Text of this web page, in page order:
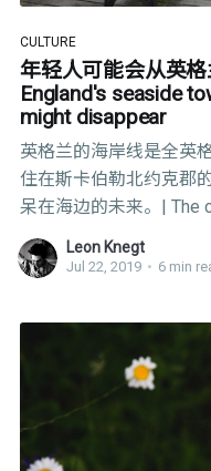
CULTURE
年轻人可能会从英
England's seaside
might disappear
英格兰的海岸线是全英
住在斯卡伯勒北约克郡
呆在海边的未来。| The
some of the most
England.
Leon Knegt
Jul 22, 2019 • 6 min